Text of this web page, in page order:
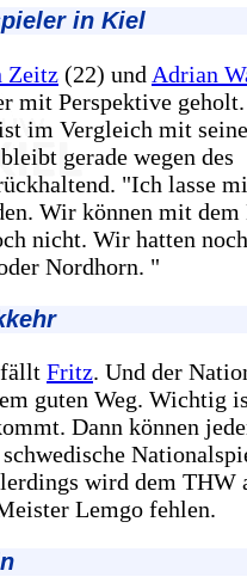
in Kiel
Zeitz (22) und Adrian
mit Perspektive
im Vergleich mit
bleibt gerade wegen des
"Ich lasse
Wir können mit dem
nicht. Wir hatten
Nordhorn. "
Fritz. Und der
guten Weg. Wichtig
Dann können
wird dem THW
Lemgo fehlen.